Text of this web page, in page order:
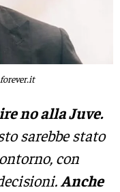
no alla Juve.
sarebbe stato
con
Anche